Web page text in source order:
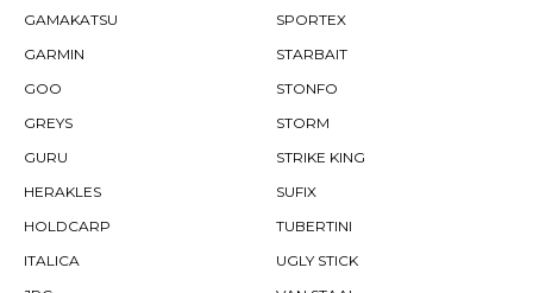
GAMAKATSU
GARMIN
GOO
GREYS
GURU
HERAKLES
HOLDCARP
ITALICA
SPORTEX
STARBAIT
STONFO
STORM
STRIKE KING
SUFIX
TUBERTINI
UGLY STICK